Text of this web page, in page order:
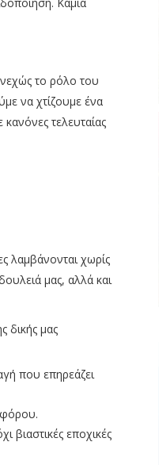
το ρόλο του
να χτίζουμε ένα
τελευταίας
λαμβάνονται χωρίς
μας, αλλά και
δικής μας
που επηρεάζει
βιαστικές εποχικές